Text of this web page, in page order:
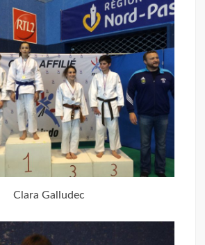
Clara Galludec